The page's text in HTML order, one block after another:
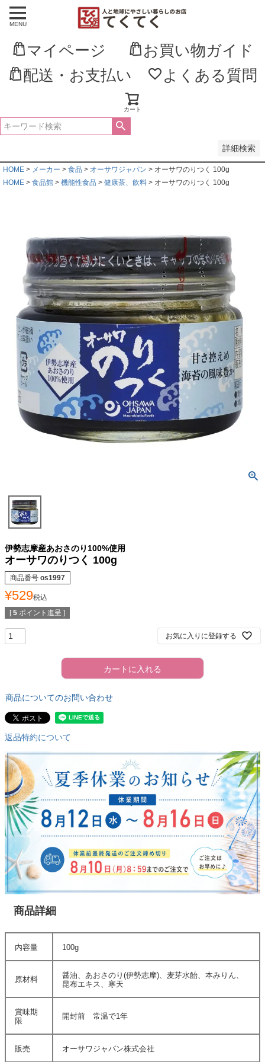
MENU
マイページ
お買い物ガイド
配送・お支払い
よくある質問
カート
詳細検索
新着順
登録順
価格が高い順
優先度順
HOME メーカー 食品 オーサワジャパン
オーサワのりつく 100g
HOME
食品館 機能性食品 健康茶、飲料 オーサワのりつく 100g
伊勢志摩産あおさのり100%使用
オーサワのりつく 100g
商品番号 os1997
¥529税込
[ 5 ポイント進呈 ]
お気に入りに登録する
カートに入れる
商品についてのお問い合わせ
返品特約について
商品詳細
内容量 100g
原材料
醤油、あおさのり(伊勢志摩)、麦芽水飴、本みりん、
昆布エキス、寒天
賞味期
限
開封前 常温で1年
販売 オーサワジャパン株式会社